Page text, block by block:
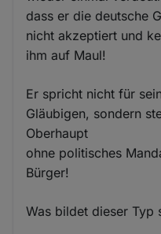
dass er die deutsche
nicht akzeptiert und
ihm auf Maul!
Er spricht nicht für
Gläubigen, sondern
Oberhaupt
ohne politisches
Bürger!
Was bildet dieser Typ